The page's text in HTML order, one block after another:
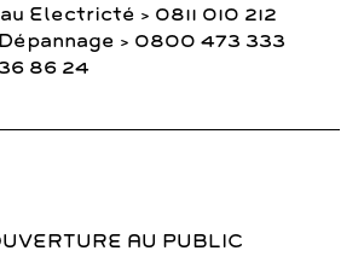
Electricté > 0811 010 212
> 0800 473 333
86 24
AU PUBLIC